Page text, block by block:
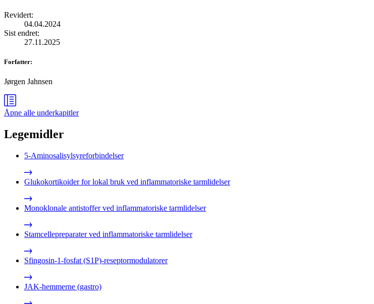
Revidert:
04.04.2024
Sist endret:
27.11.2025
Forfatter:
Jørgen Jahnsen
Åpne alle underkapitler
Legemidler
5-Aminosalisylsyreforbindelser
Glukokortikoider for lokal bruk ved inflammatoriske tarmlidelser
Monoklonale antistoffer ved inflammatoriske tarmlidelser
Stamcellepreparater ved inflammatoriske tarmlidelser
Sfingosin-1-fosfat (S1P)-reseptormodulatorer
JAK-hemmerne (gastro)